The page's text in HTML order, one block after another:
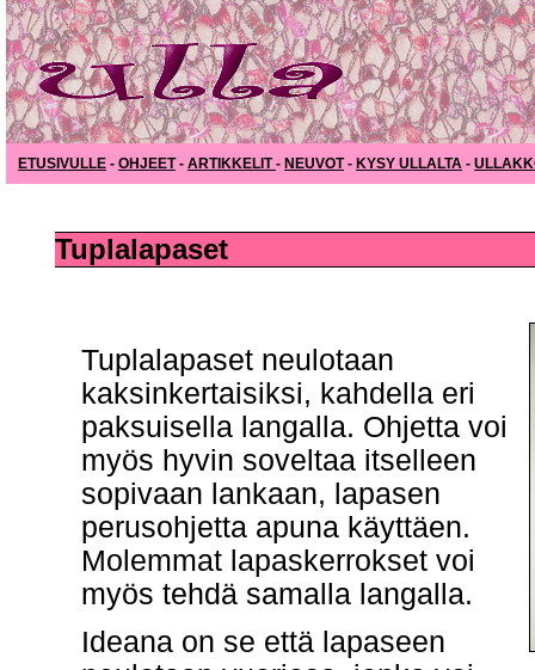
ETUSIVULLE - OHJEET- ARTIKKELIT- NEUVOT- KYSY ULLALTA -
Tuplalapaset
Tuplalapaset neulotaan
kaksinkertaisiksi, kahdella eri
paksuisella langalla. Ohjetta voi
myös hyvin soveltaa itselleen
sopivaan lankaan, lapasen
perusohjetta apuna käyttäen.
Molemmat lapaskerrokset voi
myös tehdä samalla langalla.
Ideana on se että lapaseen